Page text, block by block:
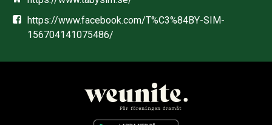
https://www.facebook.com/T%C3%84BY-SIM-
156704141075486/